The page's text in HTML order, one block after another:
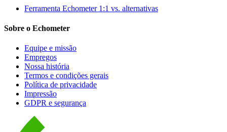
Ferramenta Echometer 1:1 vs. alternativas
Sobre o Echometer
Equipe e missão
Empregos
Nossa história
Termos e condições gerais
Política de privacidade
Impressão
GDPR e segurança